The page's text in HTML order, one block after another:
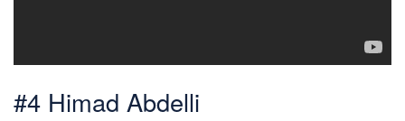
#4 Himad Abdelli